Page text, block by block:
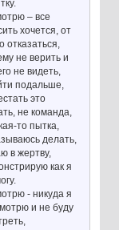
– все
хочется, от
отказаться,
не верить и
не видеть,
подальше,
это
не команда,
то пытка,
делать,
в жертву,
как я
- никуда я
и не буду